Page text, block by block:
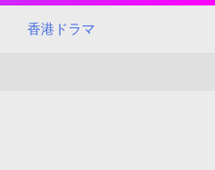
香港ドラマ